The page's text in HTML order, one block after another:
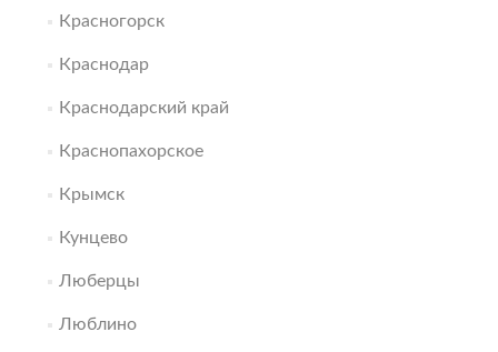
Красногорск
Краснодар
Краснодарский край
Краснопахорское
Крымск
Кунцево
Люберцы
Люблино